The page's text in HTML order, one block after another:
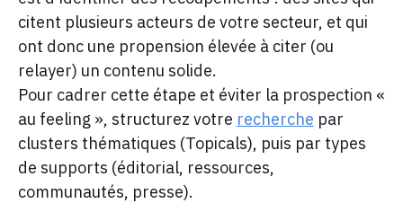
citent plusieurs acteurs de votre secteur, et qui
ont donc une propension élevée à citer (ou
relayer) un contenu solide.
Pour cadrer cette étape et éviter la prospection «
au feeling », structurez votre recherche par
clusters thématiques (Topicals), puis par types
de supports (éditorial, ressources,
communautés, presse).